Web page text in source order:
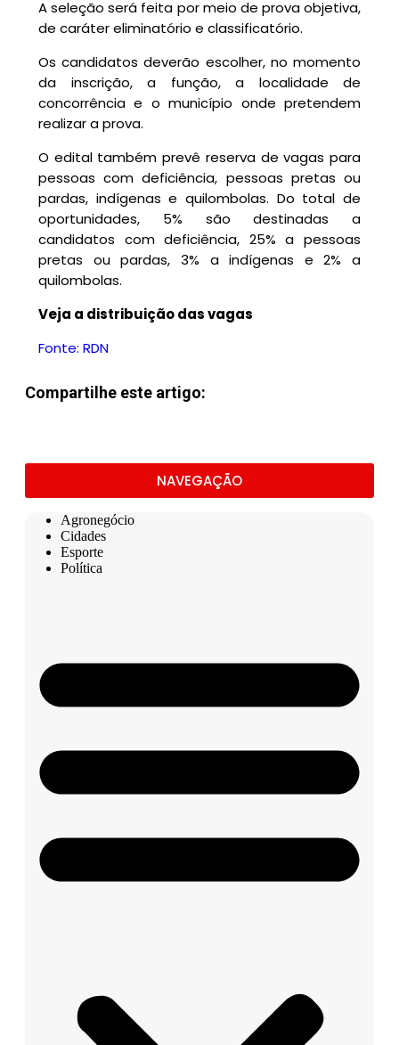
A seleção será feita por meio de prova objetiva,
de caráter eliminatório e classificatório.
Os candidatos deverão escolher, no momento
da inscrição, a função, a localidade de
concorrência e o município onde pretendem
realizar a prova.
O edital também prevê reserva de vagas para
pessoas com deficiência, pessoas pretas ou
pardas, indígenas e quilombolas. Do total de
oportunidades, 5% são destinadas a
candidatos com deficiência, 25% a pessoas
pretas ou pardas, 3% a indígenas e 2% a
quilombolas.
Veja a distribuição das vagas
Fonte: RDN
Compartilhe este artigo:
NAVEGAÇÃO
Agronegócio
Cidades
Esporte
Política